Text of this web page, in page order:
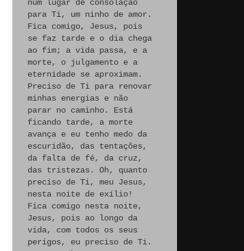
num lugar de consolação
para Ti, um ninho de amor.
Fica comigo, Jesus, pois
se faz tarde e o dia chega
ao fim; a vida passa, e a
morte, o julgamento e a
eternidade se aproximam.
Preciso de Ti para renovar
minhas energias e não
parar no caminho. Está
ficando tarde, a morte
avança e eu tenho medo da
escuridão, das tentações,
da falta de fé, da cruz,
das tristezas. Oh, quanto
preciso de Ti, meu Jesus,
nesta noite de exílio!
Fica comigo nesta noite,
Jesus, pois ao longo da
vida, com todos os seus
perigos, eu preciso de Ti.